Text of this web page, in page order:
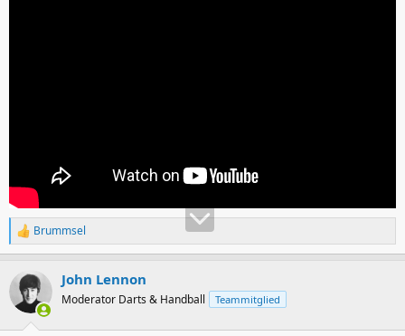
R
e
k
i
Brummsel
John Lennon
Moderator Darts & Handball Teammitglied